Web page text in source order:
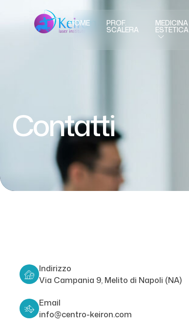
HOME PROF.
SCALERA
MEDICINA
ESTETICA
Contatti
Indirizzo
Via Campania 9, Melito di Napoli (NA)
Email
info@centro-keiron.com